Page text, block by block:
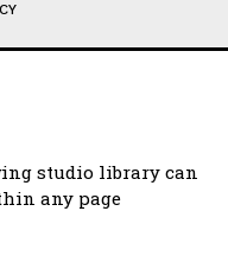
studio library can
any page